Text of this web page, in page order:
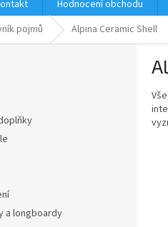
Hodnocení obchodu
pojmů Alpina Ceramic Shell
a longboardy